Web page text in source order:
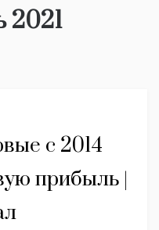
2021
с 2014
прибыль |